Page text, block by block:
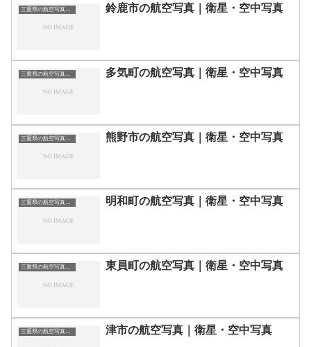
鈴鹿市の航空写真｜衛星・空中写真
多気町の航空写真｜衛星・空中写真
熊野市の航空写真｜衛星・空中写真
三重県の航空写真・空中写真 明和町の航空写真｜衛星・空中写真
三重県の航空写真・空中写真 東員町の航空写真｜衛星・空中写真
三重県の航空写真・空中写真 津市の航空写真｜衛星・空中写真